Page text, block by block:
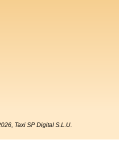
Taxi SP Digital S.L.U.